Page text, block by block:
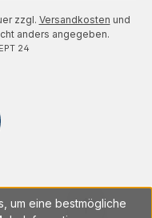
zzgl. Versandkosten und
anders angegeben.
24
um eine bestmögliche